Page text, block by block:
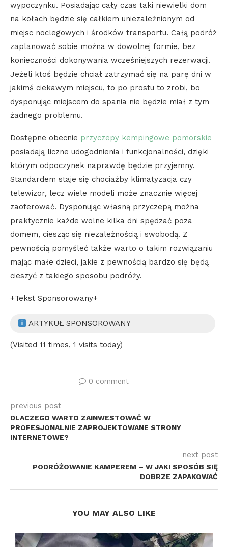
wypoczynku. Posiadając cały czas taki niewielki dom
na kołach będzie się całkiem uniezależnionym od
miejsc noclegowych i środków transportu. Całą podróż
zaplanować sobie można w dowolnej formie, bez
konieczności dokonywania wcześniejszych rezerwacji.
Jeżeli ktoś będzie chciał zatrzymać się na parę dni w
jakimś ciekawym miejscu, to po prostu to zrobi, bo
dysponując miejscem do spania nie będzie miał z tym
żadnego problemu.
Dostępne obecnie przyczepy kempingowe pomorskie
posiadają liczne udogodnienia i funkcjonalności, dzięki
którym odpoczynek naprawdę będzie przyjemny.
Standardem staje się chociażby klimatyzacja czy
telewizor, lecz wiele modeli może znacznie więcej
zaoferować. Dysponując własną przyczepą można
praktycznie każde wolne kilka dni spędzać poza
domem, ciesząc się niezależnością i swobodą. Z
pewnością pomyśleć także warto o takim rozwiązaniu
mając małe dzieci, jakie z pewnością bardzo się będą
cieszyć z takiego sposobu podróży.
+Tekst Sponsorowany+
ARTYKUŁ SPONSOROWANY
(Visited 11 times, 1 visits today)
0 comment
previous post
DLACZEGO WARTO ZAINWESTOWAĆ W
PROFESJONALNIE ZAPROJEKTOWANE STRONY
INTERNETOWE?
next post
PODRÓŻOWANIE KAMPEREM – W JAKI SPOSÓB SIĘ
DOBRZE ZAPAKOWAĆ
YOU MAY ALSO LIKE